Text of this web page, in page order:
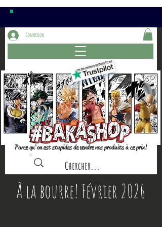
Parce qu'on est stupides de vendre nos produits à ce prix!
Connexion
À la bourre! Février 2026